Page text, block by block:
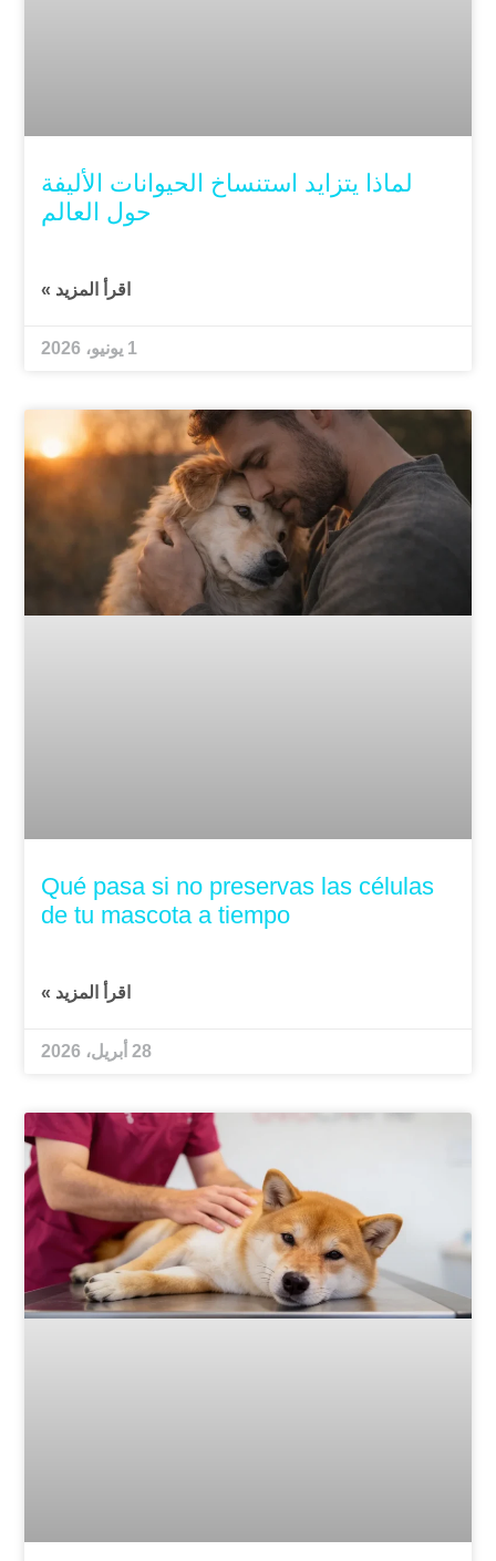
لماذا يتزايد استنساخ الحيوانات الأليفة
حول العالم
اقرأ المزيد »
1 يونيو، 2026
Qué pasa si no preservas las células
de tu mascota a tiempo
اقرأ المزيد »
28 أبريل، 2026